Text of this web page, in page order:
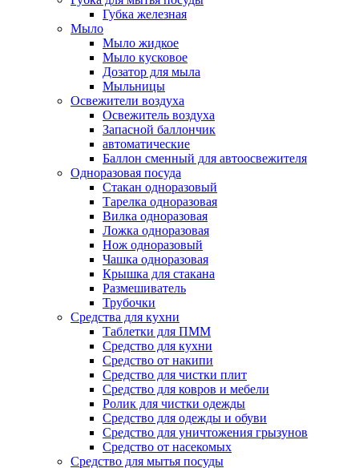
Губка железная
Мыло
Мыло жидкое
Мыло кусковое
Дозатор для мыла
Мыльницы
Освежители воздуха
Освежитель воздуха
Запасной баллончик
автоматические
Баллон сменный для автоосвежителя
Одноразовая посуда
Стакан одноразовый
Тарелка одноразовая
Вилка одноразовая
Ложка одноразовая
Нож одноразовый
Чашка одноразовая
Крышка для стакана
Размешиватель
Трубочки
Средства для кухни
Таблетки для ПММ
Средство для кухни
Средство от накипи
Средство для чистки плит
Средство для ковров и мебели
Ролик для чистки одежды
Средство для одежды и обуви
Средство для уничтожения грызунов
Средство от насекомых
Средство для мытья посуды